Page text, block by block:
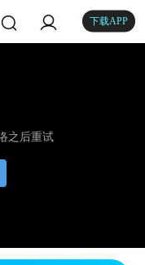
下载APP
之后重试